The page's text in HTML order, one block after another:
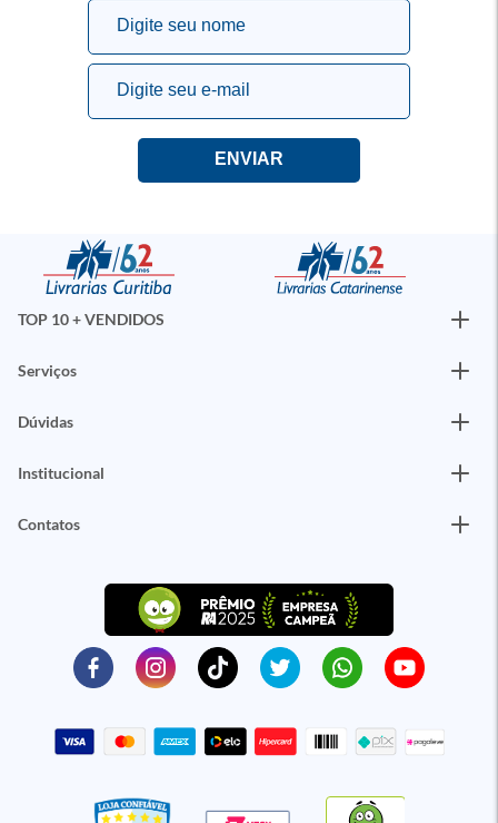
TOP 10 + VENDIDOS
Serviços
Dúvidas
Institucional
Contatos